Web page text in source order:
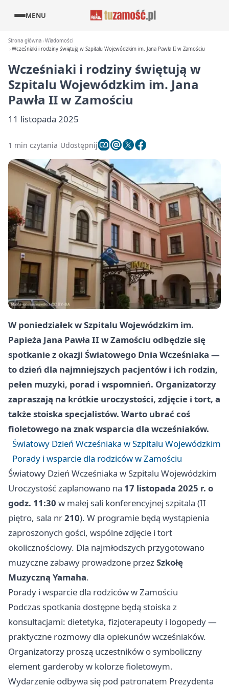
MENU
Strona główna Wiadomości
Wcześniaki i rodziny świętują w Szpitalu Wojewódzkim im. Jana Pawła II w Zamościu
Wcześniaki i rodziny świętują w
Szpitalu Wojewódzkim im. Jana
Pawła II w Zamościu
11 listopada 2025
1 min czytania Udostępnij
W poniedziałek w Szpitalu Wojewódzkim im.
Papieża Jana Pawła II w Zamościu odbędzie się
spotkanie z okazji Światowego Dnia Wcześniaka —
to dzień dla najmniejszych pacjentów i ich rodzin,
pełen muzyki, porad i wspomnień. Organizatorzy
zapraszają na krótkie uroczystości, zdjęcie i tort, a
także stoiska specjalistów. Warto ubrać coś
fioletowego na znak wsparcia dla wcześniaków.
Światowy Dzień Wcześniaka w Szpitalu Wojewódzkim
Porady i wsparcie dla rodziców w Zamościu
Światowy Dzień Wcześniaka w Szpitalu Wojewódzkim
Uroczystość zaplanowano na 17 listopada 2025 r. o
godz. 11:30 w małej sali konferencyjnej szpitala (II
piętro, sala nr210). W programie będą wystąpienia
zaproszonych gości, wspólne zdjęcie i tort
okolicznościowy. Dla najmłodszych przygotowano
muzyczne zabawy prowadzone przezSzkołę
Muzyczną Yamaha.
Porady i wsparcie dla rodziców w Zamościu
Podczas spotkania dostępne będą stoiska z
konsultacjami: dietetyka, fizjoterapeuty i logopedy —
praktyczne rozmowy dla opiekunów wcześniaków.
Organizatorzy proszą uczestników o symboliczny
element garderoby w kolorze fioletowym.
Wydarzenie odbywa się pod patronatem Prezydenta